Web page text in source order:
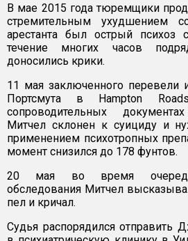
В мае 2015 года тюремщики
стремительным ухудшением
арестанта был острый психоз
течение многих часов
доносились крики.
11 мая заключенного перевели
Портсмута в Hampton
сопроводительных
Митчел склонен к суициду и
применением психотропных
момент снизился до 178 фунтов.
20 мая во время
обследования Митчел
пел и кричал.
Судья распорядился отправить